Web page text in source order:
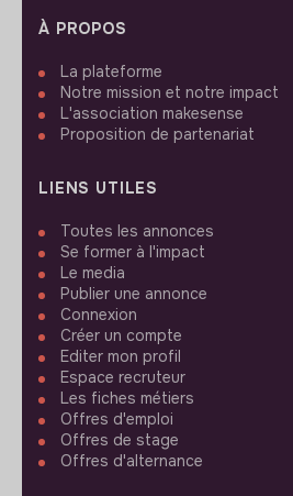
À PROPOS
La plateforme
Notre mission et notre impact
L'association makesense
Proposition de partenariat
LIENS UTILES
Toutes les annonces
Se former à l'impact
Le media
Publier une annonce
Connexion
Créer un compte
Editer mon profil
Espace recruteur
Les fiches métiers
Offres d'emploi
Offres de stage
Offres d'alternance